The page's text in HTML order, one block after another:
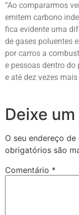
“Ao compararmos
emitem carbono
fica evidente uma
de gases poluentes
por carros a
e pessoas dentro do
e até dez vezes
Deixe
O seu endereço
obrigatórios são
Comentário *